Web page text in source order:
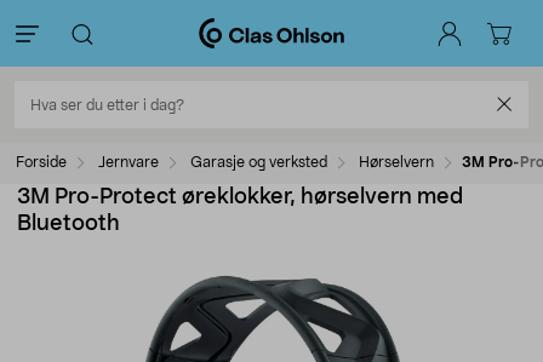
Forside Jernvare Garasje og verksted Hørselvern 3M Pro-
3M Pro-Protect øreklokker, hørselvern med
Bluetooth